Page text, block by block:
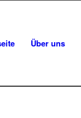
Über uns